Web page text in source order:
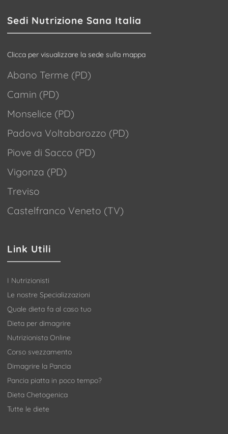
Sedi Nutrizione Sana Italia
Clicca per visualizzare la sede sulla mappa
Abano Terme (PD)
Camin (PD)
Monselice (PD)
Padova Voltabarozzo (PD)
Piove di Sacco (PD)
Vigonza (PD)
Treviso
Castelfranco Veneto (TV)
Link Utili
I Nutrizionisti
Le nostre Specializzazioni
Quale dieta fa al caso tuo
Dieta per dimagrire
Nutrizionista Online
Corso svezzamento
Dimagrire la Pancia
Pancia piatta in poco tempo?
Dieta Chetogenica
Tutte le diete